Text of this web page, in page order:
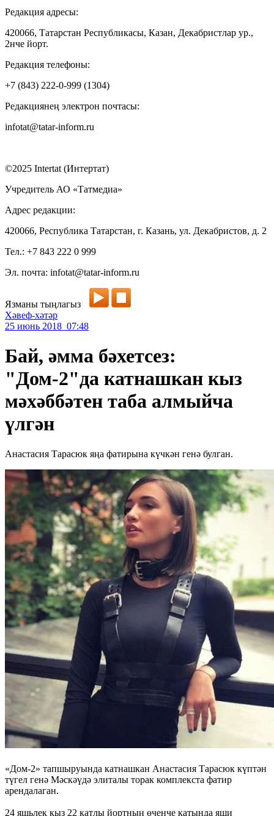
Редакция адресы:
420066, Татарстан Республикасы, Казан, Декабристлар ур.,
2нче йорт.
Редакция телефоны:
+7 (843) 222-0-999 (1304)
Редакциянең электрон почтасы:
infotat@tatar-inform.ru
©2025 Intertat (Интертат)
Учредитель АО «Татмедиа»
Адрес редакции:
420066, Республика Татарстан, г. Казань, ул. Декабристов, д. 2
Тел.: +7 843 222 0 999
Эл. почта: infotat@tatar-inform.ru
Язманы тыңлагыз
Хәвеф-хәтәр
25 июнь 2018 07:48
Бай, әмма бәхетсез:
"Дом-2"да катнашкан кыз
мәхәббәтен таба алмыйча
үлгән
Анастасия Тарасюк яңа фатирына күчкән генә булган.
«Дом-2» тапшыруында катнашкан Анастасия Тарасюк күптән
түгел генә Мәскәүдә элиталы торак комплекста фатир
арендалаган.
24 яшьлек кыз 22 катлы йортның өченче катында яши